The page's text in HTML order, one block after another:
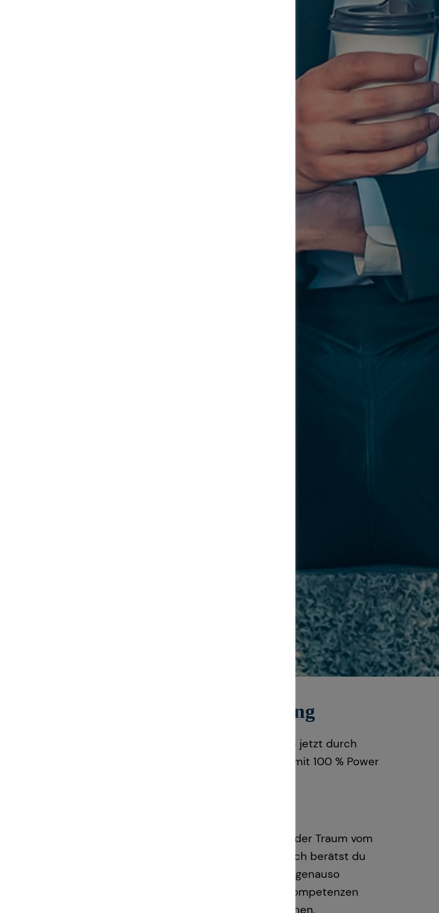
in der Finanzberatung
fundierte Qualifizierung, hohe Aufstiegschancen: Starte jetzt durch
nebenberuflich, während des Studiums oder direkt mit 100 % Power
Bedürfnissen und Zielen am besten passt.
aufbauen und entwickeln, den Markt im Blick haben, der Traum vom
Unternehmenden im Unternehmen! Selbstverständlich berätst du
mehr ist dir der Aufbau eines eigenen Erfolgsteams genauso
der Karriereleiter entwickelst du weitere Führungskompetenzen
kannst du deine eigenen Wünsche und Ziele verwirklichen.